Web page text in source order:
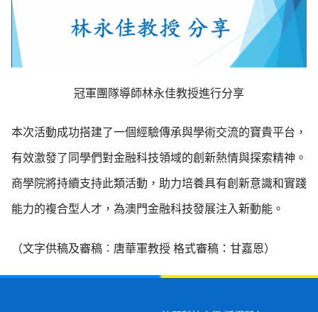
冠軍團隊導師林永佳教授進行分享
本次活動成功搭建了一個經驗傳承與學術交流的寶貴平台，
有效激發了同學們對金融科技領域的創新熱情與探索精神。
商學院將持續支持此類活動，助力培養具有創新意識和實踐
能力的複合型人才，為澳門金融科技發展注入新動能。
（文字供稿及審稿︰唐華軍教授 格式審稿：甘嘉恩）